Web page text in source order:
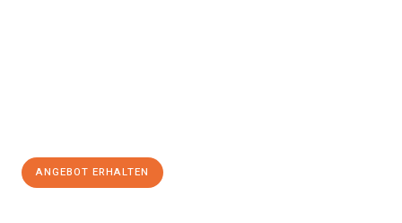
ANGEBOT ERHALTEN